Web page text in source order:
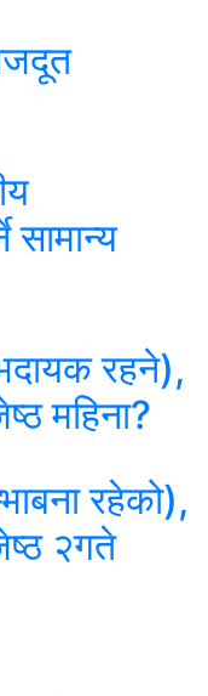
सामान्य
रहने),
महिना?
रहेको),
२गते